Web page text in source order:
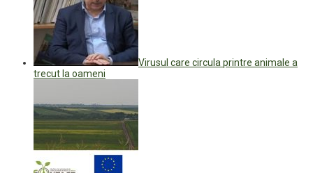
Virusul care circula printre animale a
trecut la oameni